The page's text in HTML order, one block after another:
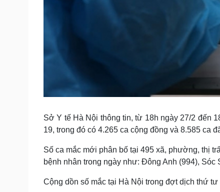
Sở Y tế Hà Nội thông tin, từ 18h ngày 27/2 đến
19, trong đó có 4.265 ca cộng đồng và 8.585 ca
Số ca mắc mới phân bố tại 495 xã, phường, thị
bệnh nhân trong ngày như: Đông Anh (994),
Cộng dồn số mắc tại Hà Nội trong đợt dịch thứ